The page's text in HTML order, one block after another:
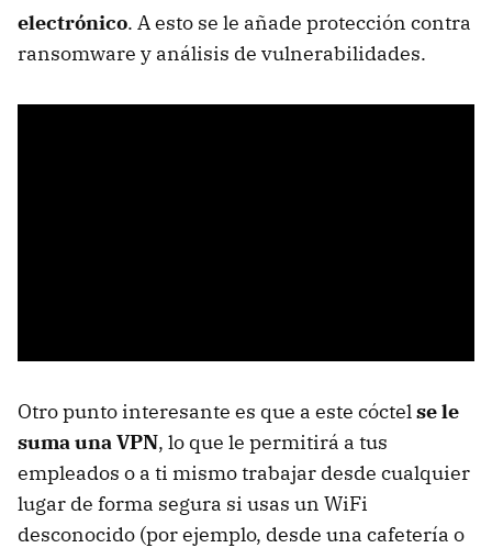
electrónico. A esto se le añade protección contra
ransomware y análisis de vulnerabilidades.
Otro punto interesante es que a este cóctel se le
suma una VPN, lo que le permitirá a tus
empleados o a ti mismo trabajar desde cualquier
lugar de forma segura si usas un WiFi
desconocido (por ejemplo, desde una cafetería o